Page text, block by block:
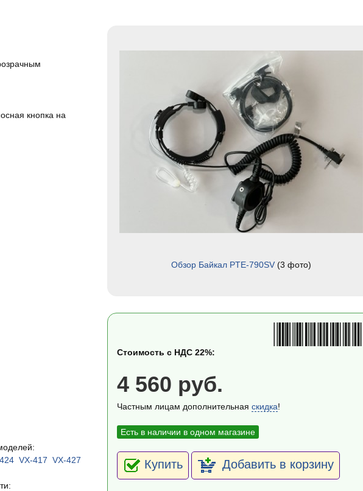
Обзор Байкал PTE-790SV (3 фото)
Стоимость с НДС 22%:
4 560 руб.
Частным лицам дополнительная скидка!
Есть в наличии в одном магазине
Купить Добавить в корзину
кнопка на
VX-417 VX-427